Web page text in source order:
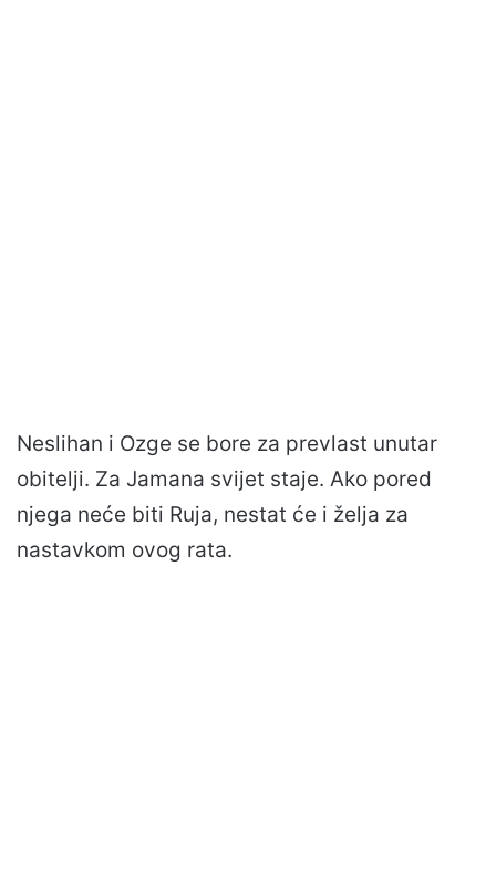
Neslihan i Ozge se bore za prevlast unutar
obitelji. Za Jamana svijet staje. Ako pored
njega neće biti Ruja, nestat će i želja za
nastavkom ovog rata.